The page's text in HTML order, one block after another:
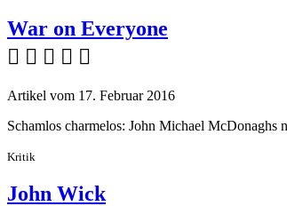
War on Everyone
    
Artikel vom 17. Februar 2016
Schamlos charmelos: John Michael McDonaghs
Kritik
John Wick